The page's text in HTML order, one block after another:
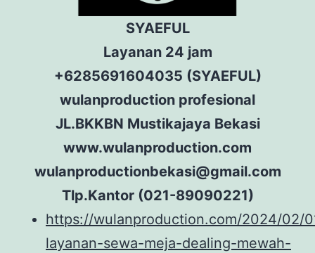
SYAEFUL
Layanan 24 jam
+6285691604035 (SYAEFUL)
wulanproduction profesional
JL.BKKBN Mustikajaya Bekasi
www.wulanproduction.com
wulanproductionbekasi@gmail.com
Tlp.Kantor (021-89090221)
https://wulanproduction.com/2024/02/
layanan-sewa-meja-dealing-mewah-